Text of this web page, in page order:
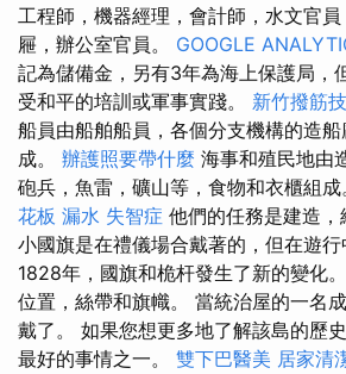
工程師，機器經理，會計師，水文官
屜，辦公室官員。 GOOGLE
記為儲備金，另有3年為海上保護局，
受和平的培訓或軍事實踐。 新竹撥筋
船員由船舶船員，各個分支機構的造
成。 辦護照要帶什麼 海事和殖民地由
砲兵，魚雷，礦山等，食物和衣櫃組成
花板 漏水 失智症 他們的任務是建造，
小國旗是在禮儀場合戴著的，但在遊行
1828年，國旗和桅杆發生了新的變化
位置，絲帶和旗幟。 當統治屋的一名
戴了。 如果您想更多地了解該島的歷
最好的事情之一。 雙下巴醫美 居家清